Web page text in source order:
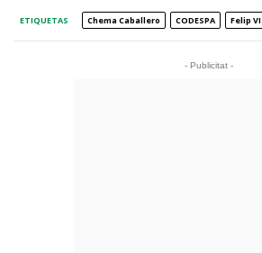
ETIQUETAS Chema Caballero CODESPA Felip VI
- Publicitat -